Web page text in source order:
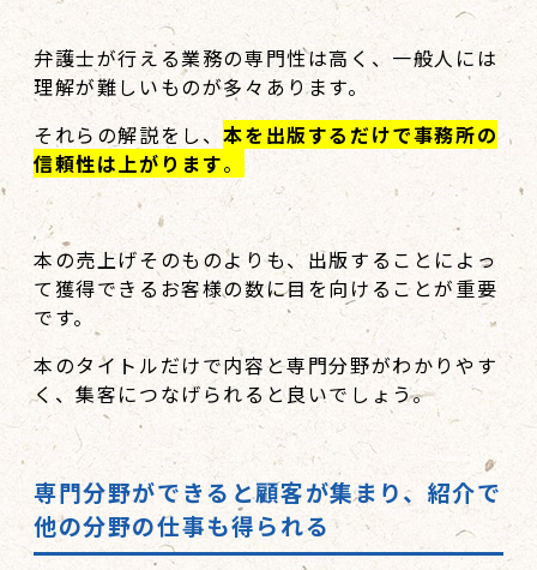
弁護士が行える業務の専門性は高く、一般人には
理解が難しいものが多々あります。
それらの解説をし、本を出版するだけで事務所の
信頼性は上がります。
本の売上げそのものよりも、出版することによっ
て獲得できるお客様の数に目を向けることが重要
です。
本のタイトルだけで内容と専門分野がわかりやす
く、集客につなげられると良いでしょう。
専門分野ができると顧客が集まり、紹介で
他の分野の仕事も得られる